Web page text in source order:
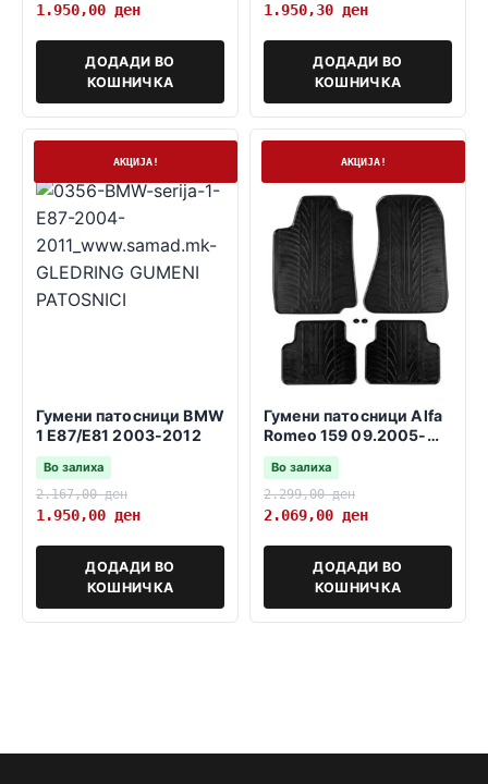
1.950,00 ден
ДОДАДИ ВО
КОШНИЧКА
1.950,30 ден
ДОДАДИ ВО
КОШНИЧКА
АКЦИЈА!
Гумени патосници BMW
1 E87/E81 2003-2012
Во залиха
2.167,00ден
1.950,00 ден
ДОДАДИ ВО
КОШНИЧКА
АКЦИЈА!
Гумени патосници Alfa
Romeo 159 09.2005-
11.2011
Во залиха
2.299,00ден
2.069,00 ден
ДОДАДИ ВО
КОШНИЧКА